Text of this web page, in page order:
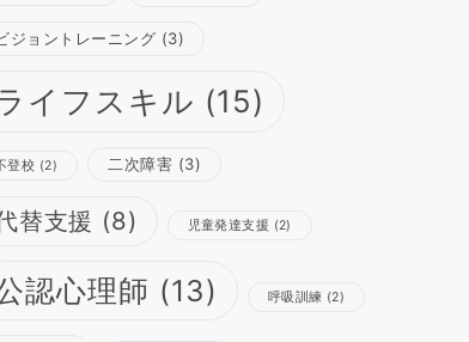
ジョントレーニング (3)
イフスキル (15)
登校 (2) 二次障害 (3)
替支援 (8) 児童発達支援 (2)
認心理師 (13) 呼吸訓練 (2)